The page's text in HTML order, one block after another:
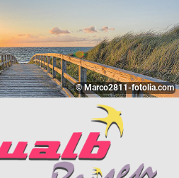
© Marco2811-fotolia.com